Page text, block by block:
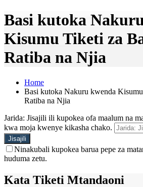
Basi kutoka
Kisumu Tiketi za
Ratiba na Njia
Home
Basi kutoka Nakuru kwenda
Ratiba na Njia
Jarida: Jisajili ili kupokea ofa maalum na
kwa moja kwenye kikasha chako.
Ninakubali kupokea barua pepe za
huduma zetu.
Kata Tiketi Mtandaoni